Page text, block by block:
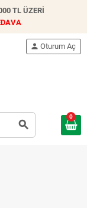
TL ÜZERİ
search
person Oturum Aç
0